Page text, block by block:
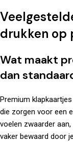
drukken op
Wat maakt
dan
Premium
die zorgen voor een
voelen zwaarder
vaker bewaard door